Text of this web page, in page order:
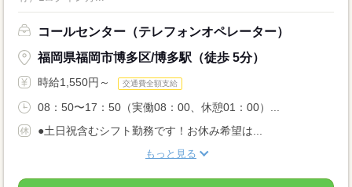
コールセンター（テレフォンオペレーター）
福岡県福岡市博多区/博多駅（徒歩 5分）
時給1,550円～ 交通費全額支給
08：50〜17：50（実働08：00、休憩01：00）...
●土日祝含むシフト勤務です！お休み希望は...
もっと見る